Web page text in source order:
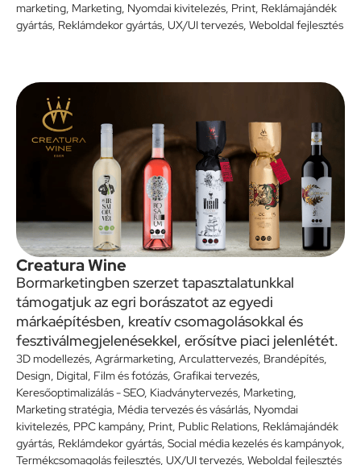
marketing, Marketing, Nyomdai kivitelezés, Print, Reklámajándék
gyártás, Reklámdekor gyártás, UX/UI tervezés, Weboldal fejlesztés
Creatura Wine
Bormarketingben szerzet tapasztalatunkkal
támogatjuk az egri borászatot az egyedi
márkaépítésben, kreatív csomagolásokkal és
fesztiválmegjelenésekkel, erősítve piaci jelenlétét.
3D modellezés, Agrármarketing, Arculattervezés, Brandépítés,
Design, Digital, Film és fotózás, Grafikai tervezés,
Keresőoptimalizálás - SEO, Kiadványtervezés, Marketing,
Marketing stratégia, Média tervezés és vásárlás, Nyomdai
kivitelezés, PPC kampány, Print, Public Relations, Reklámajándék
gyártás, Reklámdekor gyártás, Social média kezelés és kampányok,
Termékcsomagolás fejlesztés, UX/UI tervezés, Weboldal fejlesztés